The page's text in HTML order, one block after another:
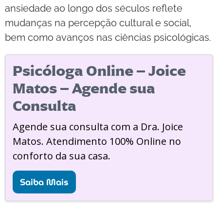
ansiedade ao longo dos séculos reflete
mudanças na percepção cultural e social,
bem como avanços nas ciências psicológicas.
Psicóloga Online – Joice
Matos – Agende sua
Consulta
Agende sua consulta com a Dra. Joice
Matos. Atendimento 100% Online no
conforto da sua casa.
Saiba Mais